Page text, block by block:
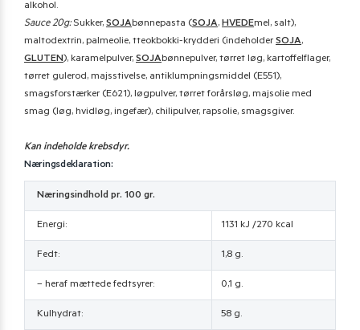
alkohol.
Sauce 20g:Sukker, SOJAbønnepasta (SOJA, HVEDEmel, salt),
maltodextrin, palmeolie, tteokbokki-krydderi (indeholder SOJA,
GLUTEN), karamelpulver, SOJAbønnepulver, tørret løg, kartoffelflager,
tørret gulerod, majsstivelse, antiklumpningsmiddel (E551),
smagsforstærker (E621), løgpulver, tørret forårsløg, majsolie med
smag (løg, hvidløg, ingefær), chilipulver, rapsolie, smagsgiver.
Kan indeholde krebsdyr.
Næringsdeklaration:
Næringsindhold pr. 100 gr.
Energi: 1131 kJ /270 kcal
Fedt: 1,8 g.
– heraf mættede fedtsyrer: 0,1 g.
Kulhydrat: 58 g.